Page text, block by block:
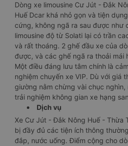
Dòng xe limousine Cư Jút - Đắk
Huế Dcar khá nhỏ gọn và tiện
cứng, không ngã ra sau được như
limousine độ từ Solati lại có trần
và rất thoáng. 2 ghế đầu xe của
được, và các ghế ngã ra thoải mái
Một điều đáng lưu tâm chính là
nghiệm chuyến xe VIP. Dù với giá
giường nằm chừng vài chục
trải nghiệm không gian xe hạng
Dịch vụ
Xe Cư Jút - Đắk Nông Huế - Thừa
bị đầy đủ các tiện ích thông
đắp, nước uống. Điểm cộng cho